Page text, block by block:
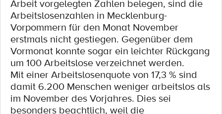
Arbeit vorgelegten Zahlen belegen, sind die
Arbeitslosenzahlen in Mecklenburg-
Vorpommern für den Monat November
erstmals nicht gestiegen. Gegenüber dem
Vormonat konnte sogar ein leichter Rückgang
um 100 Arbeitslose verzeichnet werden.
Mit einer Arbeitslosenquote von 17,3 % sind
damit 6.200 Menschen weniger arbeitslos als
im November des Vorjahres. Dies sei
besonders beachtlich, weil die